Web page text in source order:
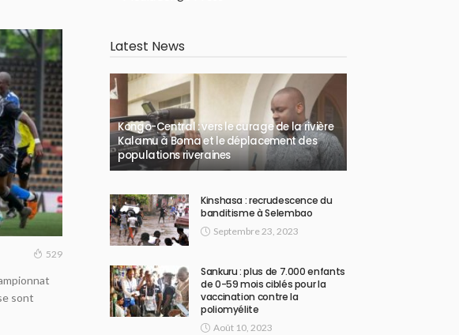
529
sont
Latest News
Kongo-Central : vers le curage de la rivière
Kalamu à Boma et le déplacement des
populations riveraines
Kinshasa : recrudescence du
banditisme à Selembao
Septembre 23, 2023
Sankuru : plus de 7.000 enfants
de 0-59 mois ciblés pour la
vaccination contre la
poliomyélite
Août 10, 2023